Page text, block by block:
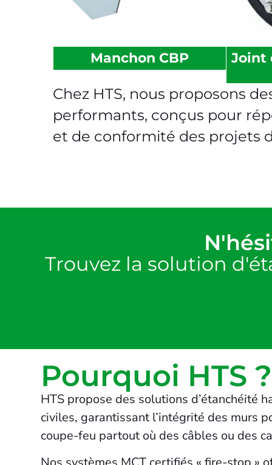
Manchon CBP Joint
Chez HTS, nous proposons
performants, conçus pour
et de conformité des projets
Trouvez la solution
Pourquoi HTS ?
HTS propose des solutions d’étanchéité
civiles, garantissant l’intégrité des murs
coupe-feu partout où des câbles ou des